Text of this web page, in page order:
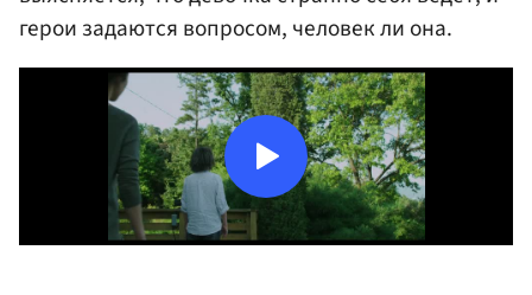
герои задаются вопросом, человек ли она.